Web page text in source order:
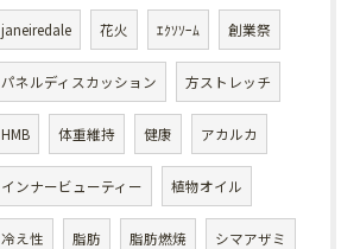
janeiredale 花火 ｴｸｿｿｰﾑ 創業祭
パネルディスカッション 方ストレッチ
HMB 体重維持 健康 アカルカ
インナービューティー 植物オイル
冷え性 脂肪 脂肪燃焼 シマアザミ